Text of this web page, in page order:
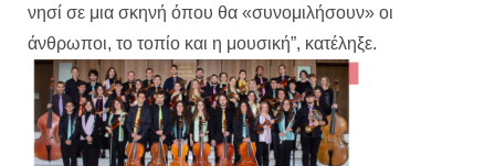
νησί σε μια σκηνή όπου θα «συνομιλήσουν» οι
άνθρωποι, το τοπίο και η μουσική”, κατέληξε.